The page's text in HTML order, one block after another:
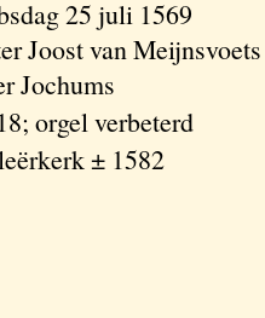
25 juli 1569
Joost van Meijnsvoets
Jochums
orgel verbeterd
± 1582